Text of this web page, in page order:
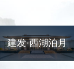
建发·西湖泊月